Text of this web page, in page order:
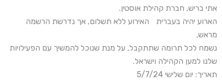
אתי בריש, חברת קהילת אוסטין.
הארוע יהיה בעברית האירוע ללא תשלום, אך נדרשת הרשמה
מראש,
נשמח לכל תרומה שתתקבל, על מנת שנוכל להמשיך עם הפעילויות
שלנו למען הקהילה וישראל.
תאריך: יום שלישי 5/7/24